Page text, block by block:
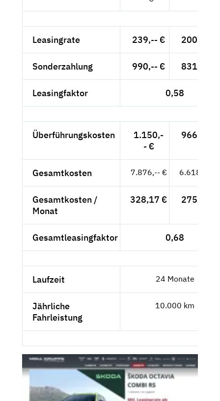
Leasingrate 239,-- € 200,84 €
Sonderzahlung 990,-- € 831,93 €
Leasingfaktor 0,58
Überführungskosten
1.150,-
- €
966,39 €
Gesamtkosten 7.876,-- € 6.618,49 €
Gesamtkosten /
Monat
328,17 € 275,77 €
Gesamtleasingfaktor 0,68
Laufzeit 24 Monate
Jährliche
Fahrleistung
10.000 km